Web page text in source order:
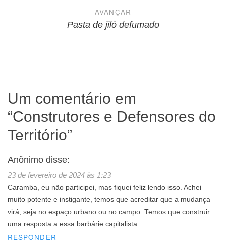
AVANÇAR
Pasta de jiló defumado
Um comentário em
“Construtores e Defensores do
Território”
Anônimo disse:
23 de fevereiro de 2024 às 1:23
Caramba, eu não participei, mas fiquei feliz lendo isso. Achei
muito potente e instigante, temos que acreditar que a mudança
virá, seja no espaço urbano ou no campo. Temos que construir
uma resposta a essa barbárie capitalista.
RESPONDER